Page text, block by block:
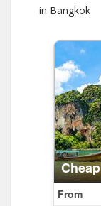
in Bangkok